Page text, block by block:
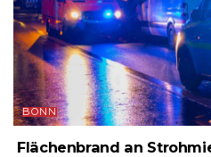
BONN
Flächenbrand an